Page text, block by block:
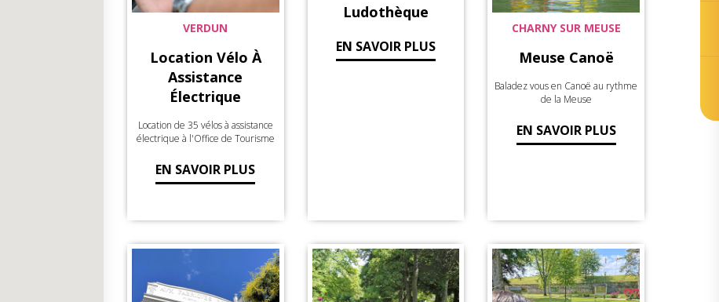
VERDUN
Location Vélo À
Assistance
Électrique
Location de 35 vélos à assistance
électrique à l'Office de Tourisme
EN SAVOIR PLUS
Ludothèque
EN SAVOIR PLUS
CHARNY SUR MEUSE
Meuse Canoë
Baladez vous en Canoë au rythme
de la Meuse
EN SAVOIR PLUS